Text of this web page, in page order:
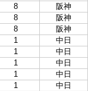
8
阪神
8
阪神
8
阪神
1
中日
1
中日
1
中日
1
中日
1
中日